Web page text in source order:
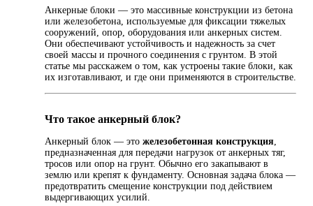
Анкерные блоки — это массивные конструкции из бетона
или железобетона, используемые для фиксации тяжелых
сооружений, опор, оборудования или анкерных систем.
Они обеспечивают устойчивость и надежность за счет
своей массы и прочного соединения с грунтом. В этой
статье мы расскажем о том, как устроены такие блоки, как
их изготавливают, и где они применяются в строительстве.
Что такое анкерный блок?
Анкерный блок — это железобетонная конструкция
предназначенная для передачи нагрузок от анкерных тяг,
тросов или опор на грунт. Обычно его закапывают в
землю или крепят к фундаменту. Основная задача блока —
предотвратить смещение конструкции под действием
выдергивающих усилий.